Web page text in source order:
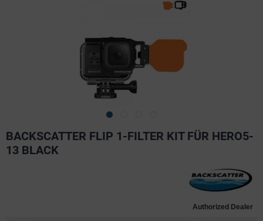
BACKSCATTER FLIP 1-FILTER KIT FÜR HERO5-
13 BLACK
Authorized Dealer